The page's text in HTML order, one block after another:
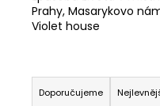
Prahy, Masarykovo
Violet house
Ř
aDoporučujeme